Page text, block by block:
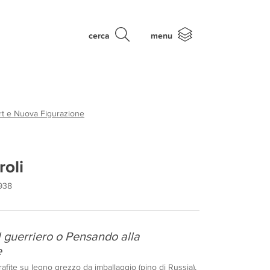
cerca menu
e Nuova Figurazione
guerriero o Pensando alla
su legno grezzo da imballaggio (pino di Russia),